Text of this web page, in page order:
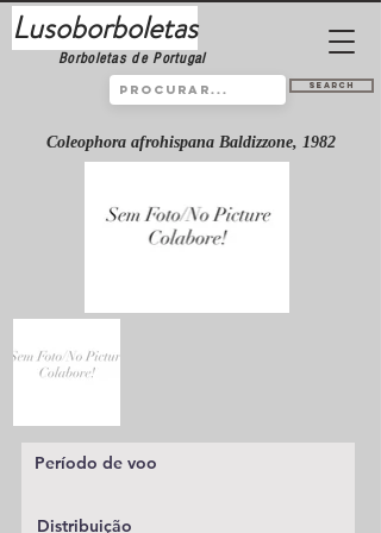
Lusoborboletas
Borboletas de Portugal
Search
Coleophora afrohispana Baldizzone, 1982
Período de voo
Distribuição